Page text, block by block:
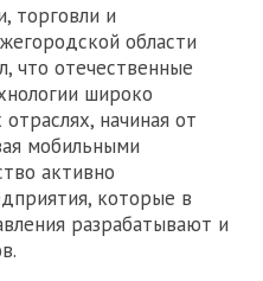
торговли и
области
что отечественные
широко
начиная от
мобильными
активно
которые в
разрабатывают и